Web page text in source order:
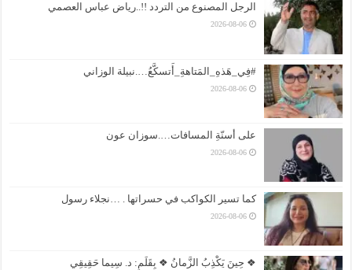
الرجل المصنوع من التردد !!..رياض عباس العصمي
2026-08-06
#فِي_هَذهِ_المَتاهةِ_أَتسكَّعُ….نبيلة الوزاني
2026-08-06
على أسنّةِ المسافات….سوزان عون
2026-08-06
كما تسير الكواكب في حسراتها . …نجلاء رسول
2026-08-06
❖ حِينَ يَكْذِبُ الزَّمانُ ❖ بِقَلَمِ: د. سِيما حَقِيقِي